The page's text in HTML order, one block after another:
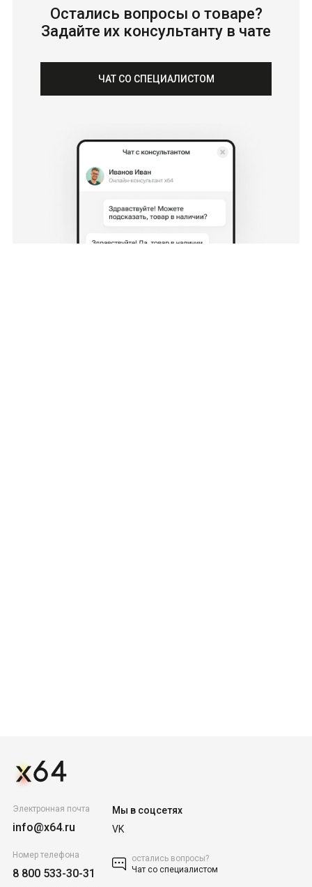
Остались вопросы о товаре?
Задайте их консультанту в чате
ЧАТ СО СПЕЦИАЛИСТОМ
Электронная почта
info@x64.ru
Номер телефона
8 800 533-30-31
Мы в соцсетях
VK
остались вопросы?
Чат со специалистом